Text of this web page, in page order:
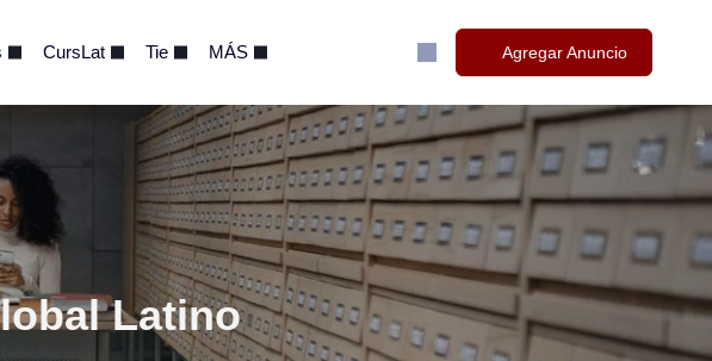
CursLat Tie MÁS Agregar Anuncio
Latino